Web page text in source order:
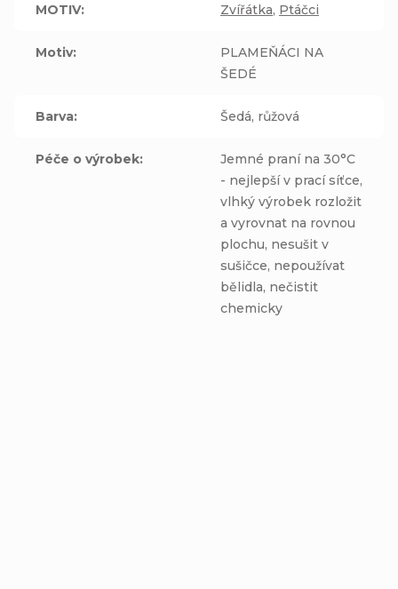
MOTIV: Zvířátka, Ptáčci
Motiv:
PLAMEŇÁCI NA
ŠEDÉ
Barva: Šedá, růžová
Péče o výrobek:
Jemné praní na 30°C
- nejlepší v prací síťce,
vlhký výrobek rozložit
a vyrovnat na rovnou
plochu, nesušit v
sušičce, nepoužívat
bělidla, nečistit
chemicky